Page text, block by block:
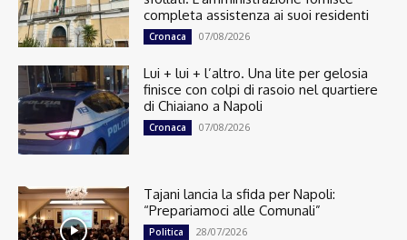
completa assistenza ai suoi residenti
Cronaca 07/08/2026
Lui + lui + l’altro. Una lite per gelosia
finisce con colpi di rasoio nel quartiere
di Chiaiano a Napoli
Cronaca 07/08/2026
Tajani lancia la sfida per Napoli:
“Prepariamoci alle Comunali”
Politica 28/07/2026